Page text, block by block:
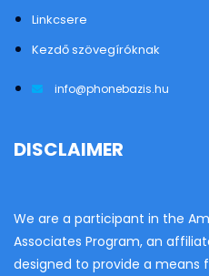
Linkcsere
Kezdő szövegíróknak
info@phonebazis.hu
DISCLAIMER
We are a participant in the
Associates Program, an
designed to provide a means